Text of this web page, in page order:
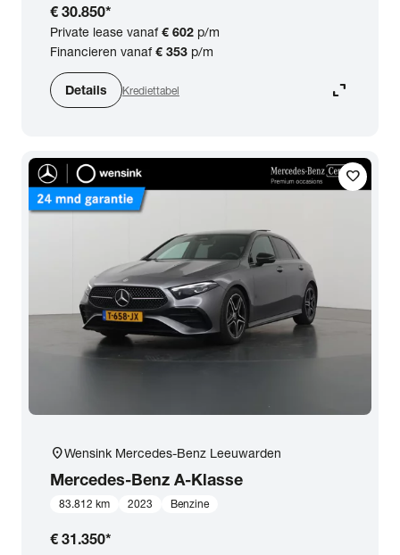
€ 30.850*
Private lease vanaf€ 602 p/m
Financieren vanaf€ 353 p/m
Details Krediettabel expand_content
favorite
location_onWensink Mercedes-Benz Leeuwarden
Mercedes-Benz A-Klasse
83.812 km 2023 Benzine
€ 31.350*